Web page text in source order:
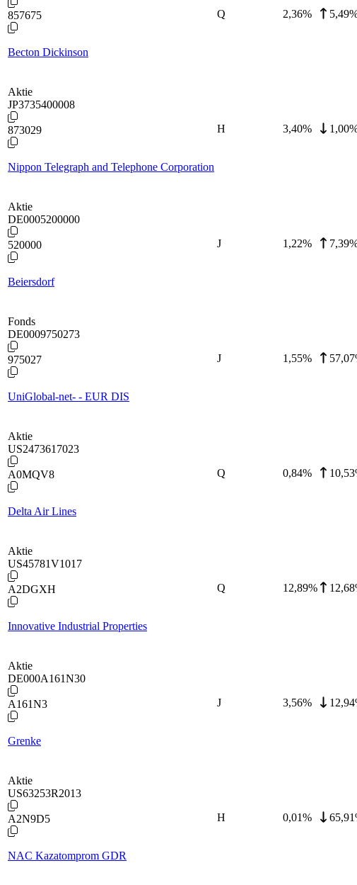
857675
Becton Dickinson
Q 2,36%
Aktie
JP3735400008
873029
Nippon Telegraph and Telephone Corporation
H 3,40%
Aktie
DE0005200000
520000
Beiersdorf
J 1,22%
Fonds
DE0009750273
975027
UniGlobal-net- - EUR DIS
J 1,55%
Aktie
US2473617023
A0MQV8
Delta Air Lines
Q 0,84%
Aktie
US45781V1017
A2DGXH
Innovative Industrial Properties
Q 12,89%
Aktie
DE000A161N30
A161N3
Grenke
J 3,56%
Aktie
US63253R2013
A2N9D5
NAC Kazatomprom GDR
H 0,01%